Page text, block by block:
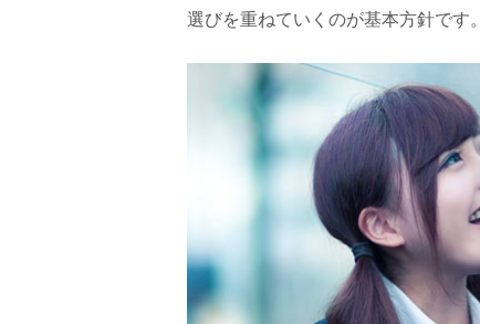
選びを重ねていくのが基本方針です。